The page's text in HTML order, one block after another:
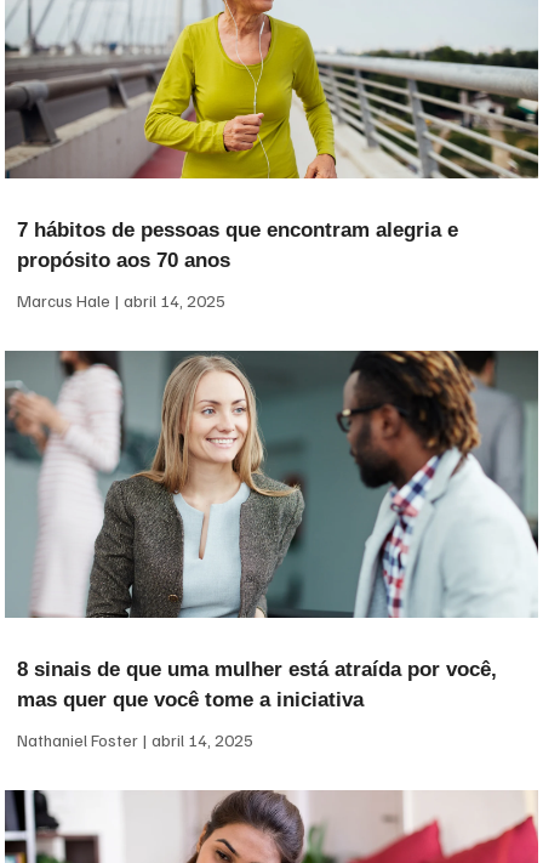
7 hábitos de pessoas que encontram alegria e
propósito aos 70 anos
Marcus Hale abril 14, 2025
8 sinais de que uma mulher está atraída por você,
mas quer que você tome a iniciativa
Nathaniel Foster abril 14, 2025